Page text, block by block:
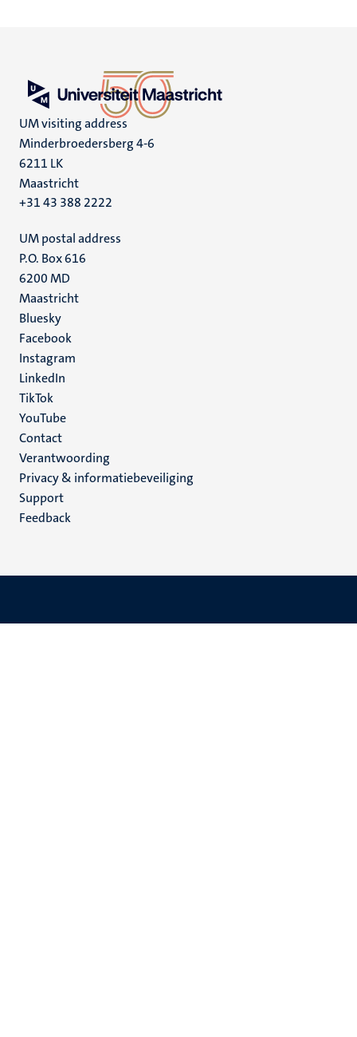
UM visiting address
Minderbroedersberg 4-6
6211 LK
Maastricht
+31 43 388 2222
UM postal address
P.O. Box 616
6200 MD
Maastricht
Social
media
Bluesky
Facebook
Instagram
LinkedIn
TikTok
YouTube
Menu
footer
(NL)
Contact
Verantwoording
Privacy & informatiebeveiliging
Support
Feedback